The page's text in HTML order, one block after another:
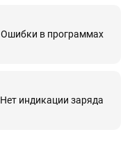
Ошибки в программах
Нет индикации заряда